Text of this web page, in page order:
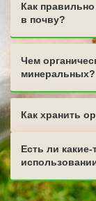
Как
в почву?
Чем
минеральных?
Как хранить
Есть ли